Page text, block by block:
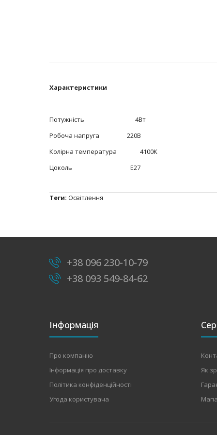
Характеристики
Потужність 4Вт
Робоча напруга 220В
Колірна температура 4100K
Цоколь E27
Теги: Освітлення
+38 096 230-10-79
+38 093 549-84-62
Інформація
Про компанію
Інформація про доставку
Політика конфіденційності
Угода користувача
Як